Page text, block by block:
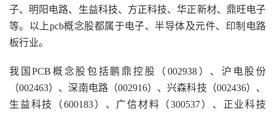
子、明阳电路、生益科技、方正科技、华正新材、鼎旺电子
等。以上pcb概念股都属于电子、半导体及元件、印制电路
板行业。
我国PCB概念股包括鹏鼎控股（002938）、沪电股份
（002463）、深南电路（002916）、兴森科技（002436）、
生益科技（600183）、广信材料（300537）、正业科技